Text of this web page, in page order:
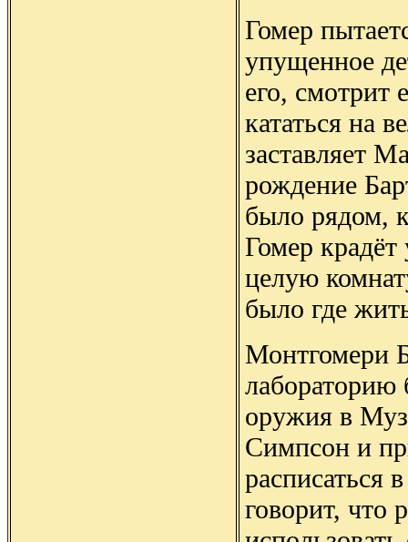
Гомер
упущенное
его, смотрит
кататься на
заставляет
рождение
было рядом,
Гомер
целую
было где
Монтгомери
лабораторию
оружия в
Симпсон и
расписаться
говорит, что